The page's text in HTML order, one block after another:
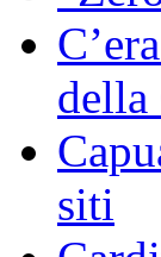
siti